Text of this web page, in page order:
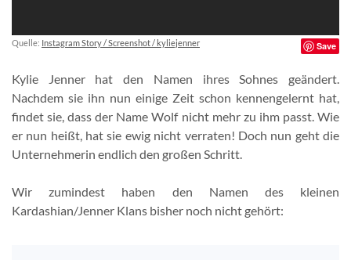
Quelle: Instagram Story / Screenshot / kyliejenner Save
Kylie Jenner hat den Namen ihres Sohnes geändert.
Nachdem sie ihn nun einige Zeit schon kennengelernt hat,
findet sie, dass der Name Wolf nicht mehr zu ihm passt. Wie
er nun heißt, hat sie ewig nicht verraten! Doch nun geht die
Unternehmerin endlich den großen Schritt.
Wir zumindest haben den Namen des kleinen
Kardashian/Jenner Klans bisher noch nicht gehört: